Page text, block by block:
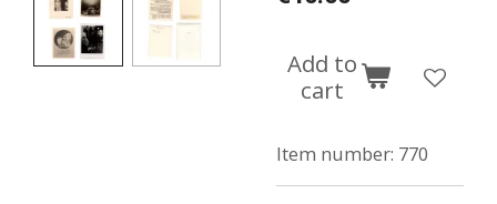
Add to
cart
Item number: 770